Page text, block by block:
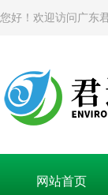
您好！欢迎访问广东
网站首页